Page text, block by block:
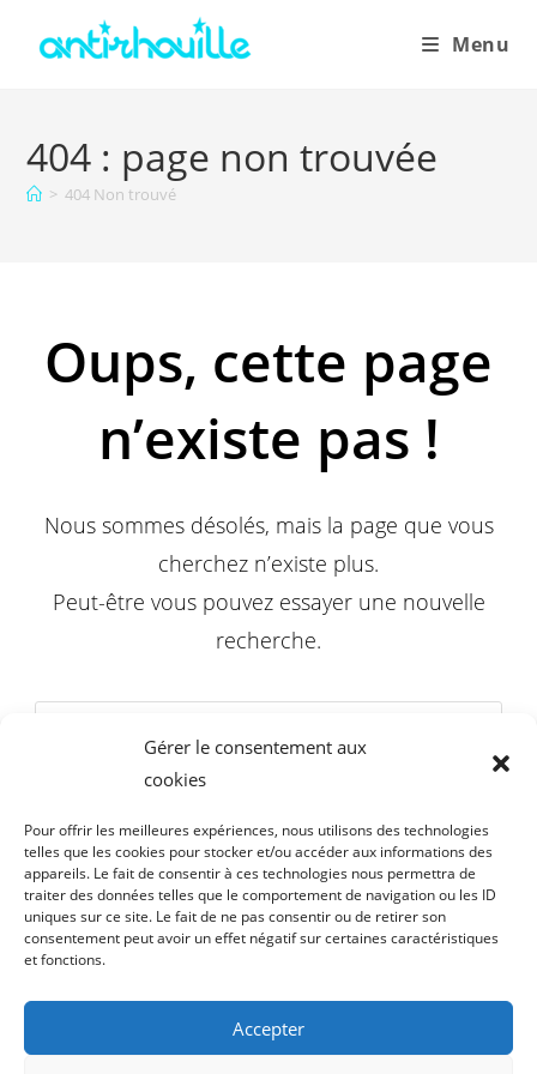
Gérer le consentement aux
cookies
Pour offrir les meilleures expériences, nous utilisons des technologies
telles que les cookies pour stocker et/ou accéder aux informations des
appareils. Le fait de consentir à ces technologies nous permettra de
traiter des données telles que le comportement de navigation ou les ID
uniques sur ce site. Le fait de ne pas consentir ou de retirer son
consentement peut avoir un effet négatif sur certaines caractéristiques
et fonctions.
Accepter
Menu
404 : page non trouvée
> 404 Non trouvé
Oups, cette page
n’existe pas !
Nous sommes désolés, mais la page que vous
cherchez n’existe plus.
Peut-être vous pouvez essayer une nouvelle
recherche.
REVENIR À L’ACCUEIL